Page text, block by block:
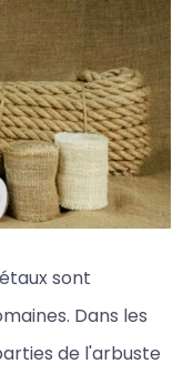
sont
Dans les
de l'arbuste